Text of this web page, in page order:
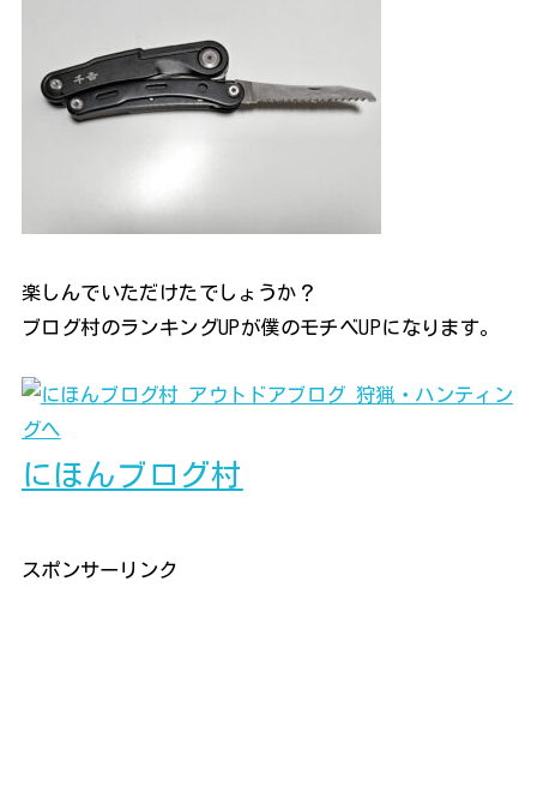
楽しんでいただけたでしょうか？
ブログ村のランキングUPが僕のモチベUPになります。
にほんブログ村
スポンサーリンク